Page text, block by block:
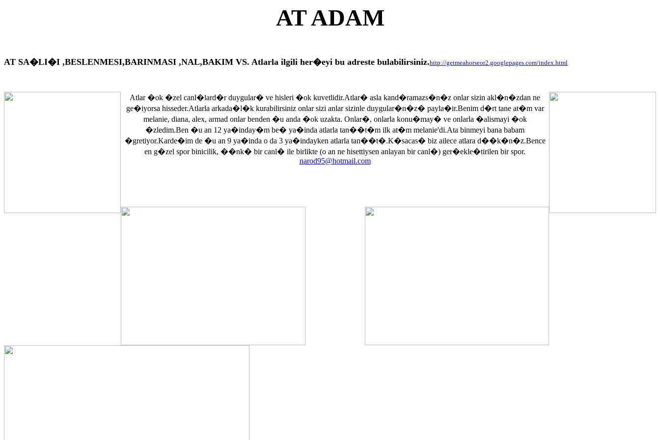
AT ADAM
AT SA�LI�I ,BESLENMESI,BARINMASI ,NAL,BAKIM VS. Atlarla ilgili her�eyi bu adreste bulabilirsiniz.http://getmeahorseor2.googlepages.com/index.html
Atlar �ok �zel canl�lard�r duygular� ve hisleri �ok kuvetlidir.Atlar� asla kand�ramazs�n�z onlar sizin akl�n�zdan ne
ge�iyorsa hisseder.Atlarla arkada�l�k kurabilirsiniz onlar sizi anlar sizinle duygular�n�z� payla�ir.Benim d�rt tane at�m var
melanie, diana, alex, armad onlar benden �u anda �ok uzakta. Onlar�, onlarla konu�may� ve onlarla �alismayi �ok
�zledim.Ben �u an 12 ya�inday�m be� ya�inda atlarla tan��t�m ilk at�m melanie'di.Ata binmeyi bana babam
�gretiyor.Karde�im de �u an 9 ya�inda o da 3 ya�indayken atlarla tan��t�.K�sacas� biz ailece atlara d��k�n�z.Bence
en g�zel spor binicilik, ��nk� bir canl� ile birlikte (o an ne hisettiysen anlayan bir canl�) ger�ekle�tirilen bir spor.
narod95@hotmail.com